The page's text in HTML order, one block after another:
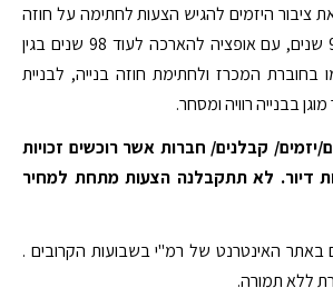
ציבור היזמים להגיש הצעות לחתימה על חוזה
חכירה לתקופה של 98 שנים, עם אופציה להארכה לעוד 98 שנים בגין
בחוברת המכרז ולחתימת חוזה בנייה, לבניית
יזמים/ קבלנים/ חברות אשר רוכשים זכויות
דיור. לא תתקבלנה הצעות מתחת למחיר
באתר האינטרנט של רמ"י בשבועות הקרובים .
ללא תמורה.